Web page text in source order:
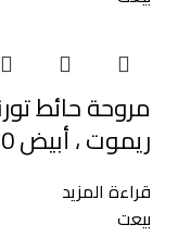
ريموت ، أبيض TWF-30
قراءة المزيد
بيعت